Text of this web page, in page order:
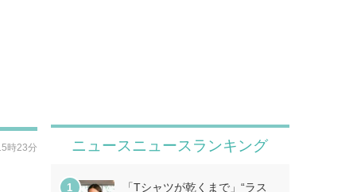
時23分 ニュースニュースランキング
「Tシャツが乾くまで」“ラス